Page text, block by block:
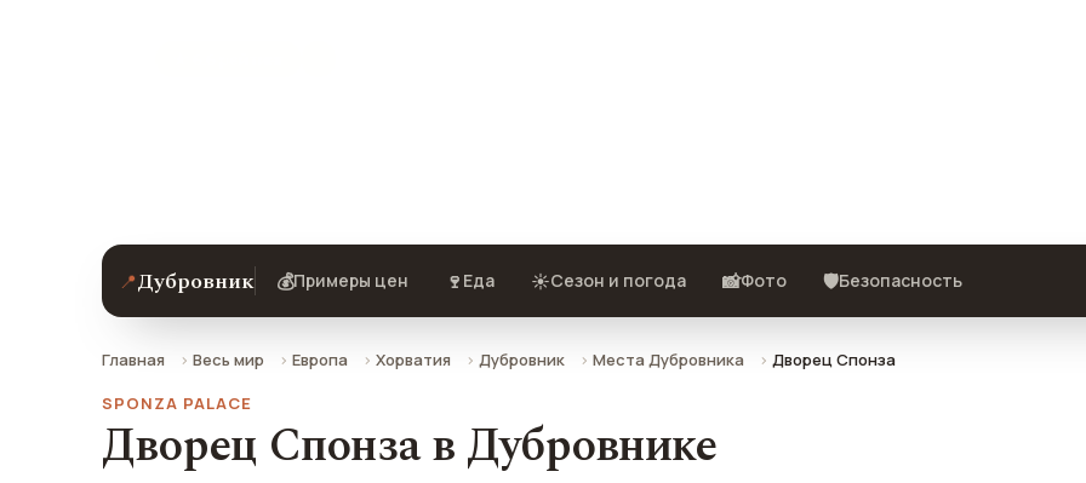
📍Дубровник 💰Примеры цен 🍷 Еда ☀️Сезон и погода 📸Фото 🛡️Безопасность
Главная Весь мир Европа Хорватия Дубровник Места Дубровника
Дворец Спонза
SPONZA PALACE
Дворец Спонза в Дубровнике